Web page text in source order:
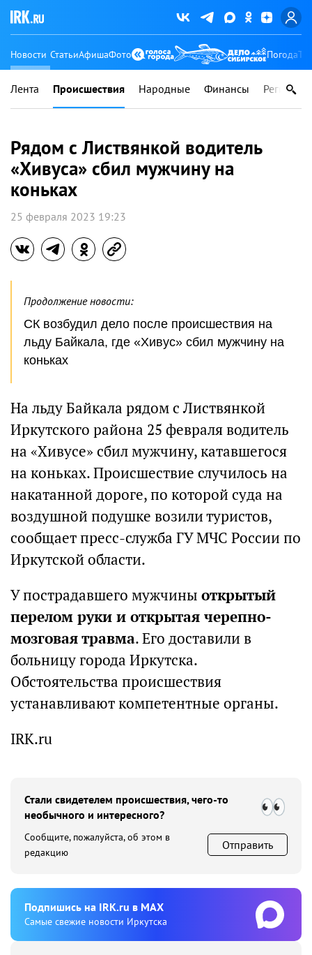
Новости СтатьиАфишаФото Погода
Лента Происшествия Народные Финансы Регионы
Рядом с Листвянкой водитель
«Хивуса» сбил мужчину на
коньках
25 февраля 2023 19:23
Продолжение новости:
СК возбудил дело после происшествия на
льду Байкала, где «Хивус» сбил мужчину на
коньках
На льду Байкала рядом с Листвянкой
Иркутского района 25 февраля водитель
на «Хивусе» сбил мужчину, катавшегося
на коньках. Происшествие случилось на
накатанной дороге, по которой суда на
воздушной подушке возили туристов,
сообщает пресс-служба ГУ МЧС России по
Иркутской области.
У пострадавшего мужчины открытый
перелом руки и открытая черепно-
мозговая травма. Его доставили в
больницу города Иркутска.
Обстоятельства происшествия
устанавливают компетентные органы.
IRK.ru
Стали свидетелем происшествия, чего-то
необычного и интересного?
Сообщите, пожалуйста, об этом в
редакцию
Отправить
Подпишиcь на IRK.ru в MAX
Cамые свежие новости Иркутска